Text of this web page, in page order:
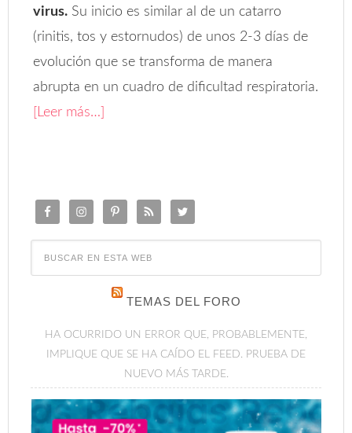
virus. Su inicio es similar al de un catarro
(rinitis, tos y estornudos) de unos 2-3 días de
evolución que se transforma de manera
abrupta en un cuadro de dificultad respiratoria.
[Leer más…]
TEMAS DEL FORO
HA OCURRIDO UN ERROR QUE, PROBABLEMENTE,
IMPLIQUE QUE SE HA CAÍDO EL FEED. PRUEBA DE
NUEVO MÁS TARDE.